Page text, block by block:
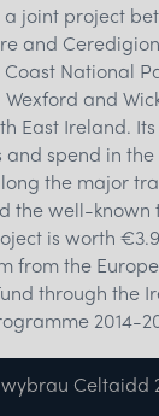
a joint project
and
National
and
East Ireland.
and spend in
the major
the well-known
is worth
from the
through the
2014-
Celtaidd